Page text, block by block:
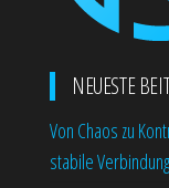
NEUESTE
Von Chaos zu
stabile